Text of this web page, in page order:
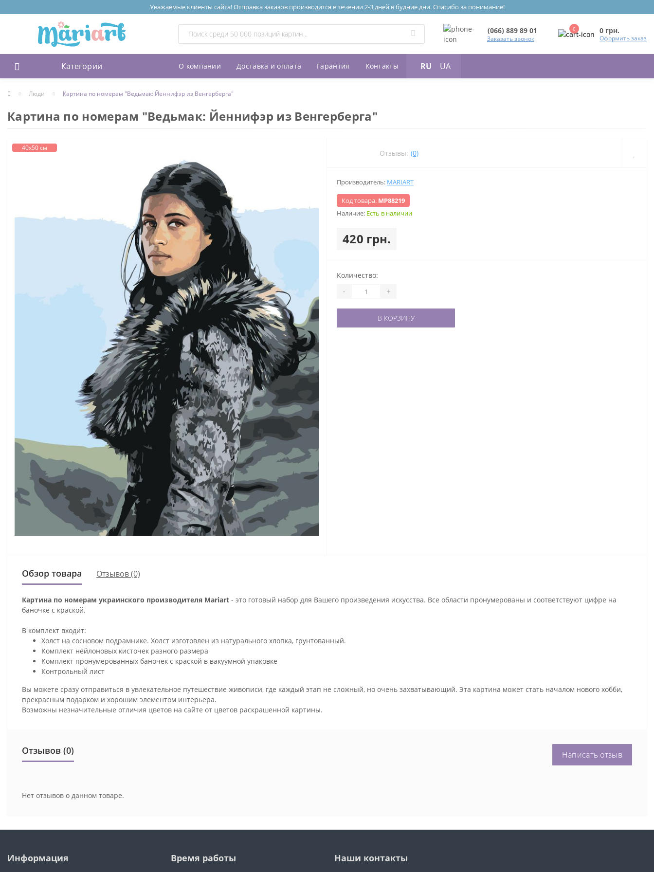
Уважаемые клиенты сайта! Отправка заказов производится в течении 2-3 дней в будние дни. Спасибо за понимание!
(066) 889 89 01
Заказать звонок
0 0 грн.
Оформить заказ
Категории О компании Доставка и оплата Гарантия Контакты RU UA
Люди Картина по номерам "Ведьмак: Йеннифэр из Венгерберга"
Картина по номерам "Ведьмак: Йеннифэр из Венгерберга"
40х50 см
Отзывы: (0)
Производитель: MARIART
Код товара: МР88219
Наличие: Есть в наличии
420 грн.
Количество:
- +
В КОРЗИНУ
Обзор товара Отзывов (0)
Картина по номерам украинского производителя Mariart - это готовый набор для Вашего произведения искусства. Все области пронумерованы и соответствуют цифре на
баночке с краской.
В комплект входит:
Холст на сосновом подрамнике. Холст изготовлен из натурального хлопка, грунтованный.
Комплект нейлоновых кисточек разного размера
Комплект пронумерованных баночек с краской в вакуумной упаковке
Контрольный лист
Вы можете сразу отправиться в увлекательное путешествие живописи, где каждый этап не сложный, но очень захватывающий. Эта картина может стать началом нового хобби,
прекрасным подарком и хорошим элементом интерьера.
Возможны незначительные отличия цветов на сайте от цветов раскрашенной картины.
Отзывов (0) Написать отзыв
Нет отзывов о данном товаре.
Информация Время работы Наши контакты